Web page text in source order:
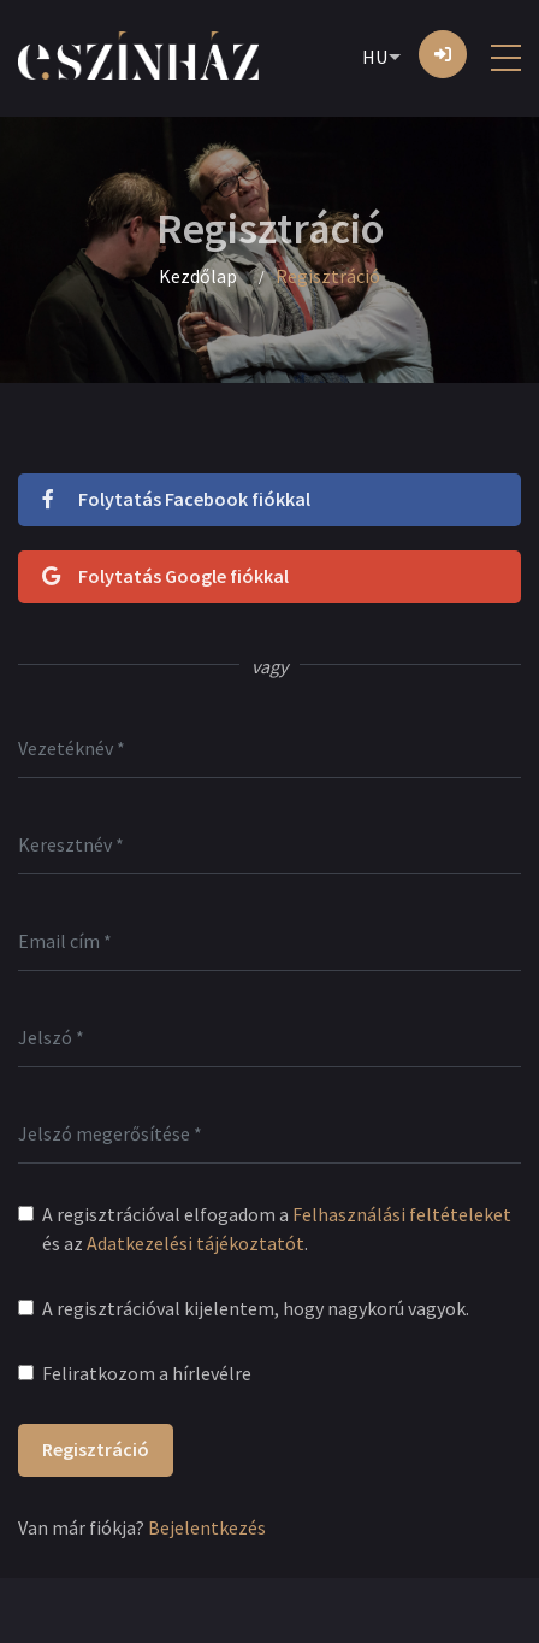
HU
Regisztráció
Kezdőlap Regisztráció
Folytatás Facebook fiókkal
Folytatás Google fiókkal
vagy
A regisztrációval elfogadom a Felhasználási feltételeket
és az Adatkezelési tájékoztatót.
A regisztrációval kijelentem, hogy nagykorú vagyok.
Feliratkozom a hírlevélre
Regisztráció
Van már fiókja? Bejelentkezés